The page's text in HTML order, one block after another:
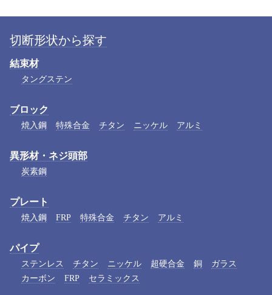
切断形状から探す
結束材
タングステン
ブロック
焼入鋼 特殊合金 チタン ニッケル アルミ
異形材・ネジ頭部
炭素鋼
プレート
焼入鋼 FRP 特殊合金 チタン アルミ
パイプ
ステンレス チタン ニッケル 超硬合金 銅
ガラス
カーボン
FRP セラミックス